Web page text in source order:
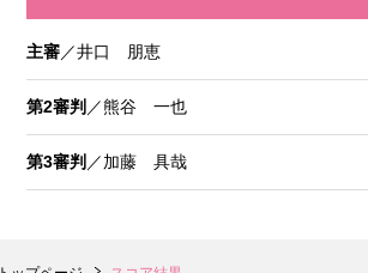
主審／井口 朋恵
第2審判 ／熊谷 一也
第3審判 ／加藤 具哉